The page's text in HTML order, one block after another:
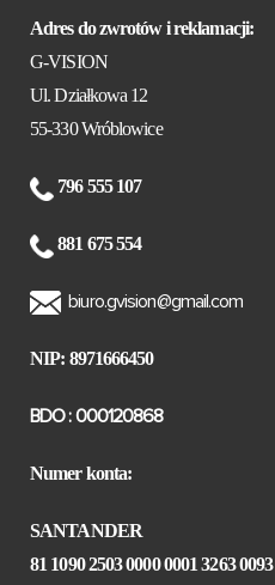
Adres do zwrotów i reklamacji:
G-VISION
Ul. Działkowa 12
55-330 Wróblowice
796 555 107
881 675 554
biuro.gvision@gmail.com
NIP: 8971666450
BDO : 000120868
Numer konta:
SANTANDER
81 1090 2503 0000 0001 3263 0093